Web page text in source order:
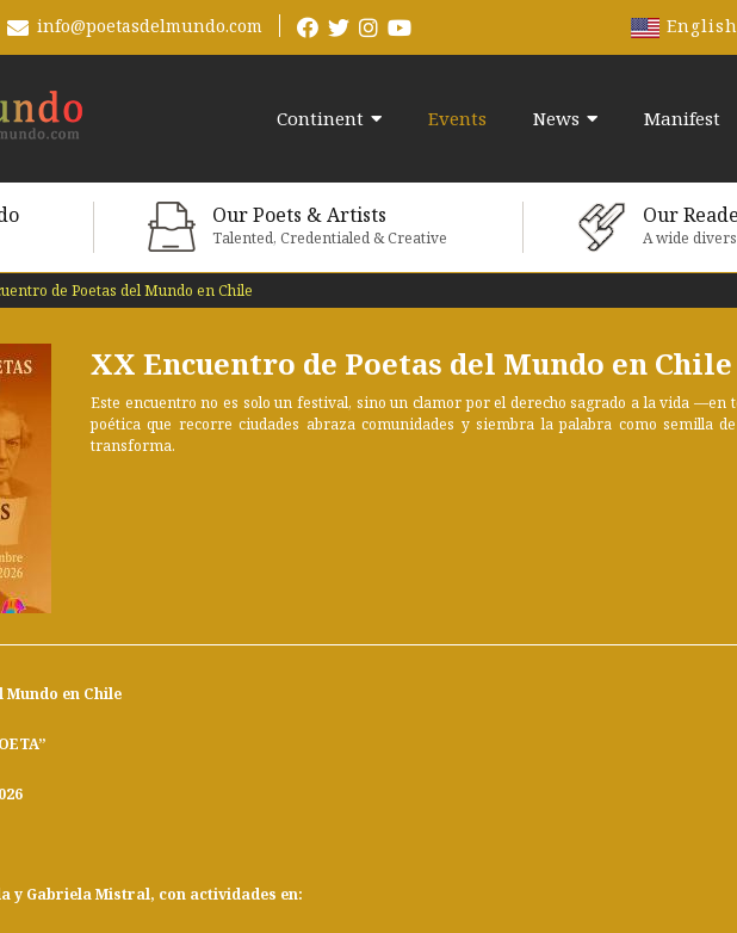
info@poetasdelmundo.com English
Continent Events News Manifest
Our Poets & Artists
Talented, Credentialed & Creative
Our
A wide
de Poetas del Mundo en Chile
XX Encuentro de Poetas del Mundo en Chile
Este encuentro no es solo un festival, sino un clamor por el derecho sagrado a la vida
poética que recorre ciudades abraza comunidades y siembra la palabra como semilla
transforma.
Mundo en Chile
y Gabriela Mistral, con actividades en: